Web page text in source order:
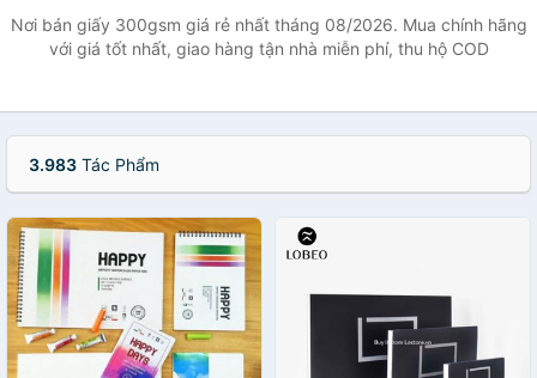
Nơi bán giấy 300gsm giá rẻ nhất tháng 08/2026. Mua chính hãng
với giá tốt nhất, giao hàng tận nhà miễn phí, thu hộ COD
3.983 Tác Phẩm